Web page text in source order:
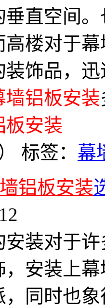
垂直空间
高楼对于
装饰品，
墙铝板安装
板安装
标签： 幕
铝板安装
安装对于
，安装上
，同时也